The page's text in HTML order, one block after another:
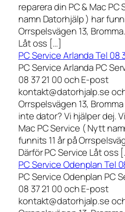
reparera din PC & Mac
namn Datorhjälp ) har
Orrspelsvägen 13,
Låt oss […]
PC Service Arlanda Tel 08
PC Service Arlanda PC
08 37 21 00 och E-post
kontakt@datorhjalp.se
Orrspelsvägen 13,
inte dator? Vi hjälper dej.
Mac PC Service ( Nytt
funnits 11 år på
Därför PC Service Låt oss
PC Service Odenplan Tel
PC Service Odenplan PC
08 37 21 00 och E-post
kontakt@datorhjalp.se